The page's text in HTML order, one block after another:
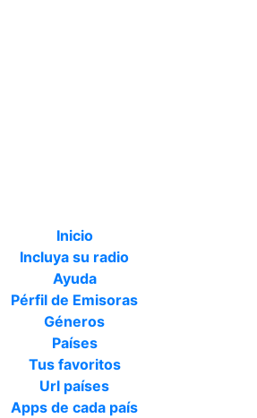
Inicio
Incluya su radio
Ayuda
Pérfil de Emisoras
Géneros
Países
Tus favoritos
Url países
Apps de cada país